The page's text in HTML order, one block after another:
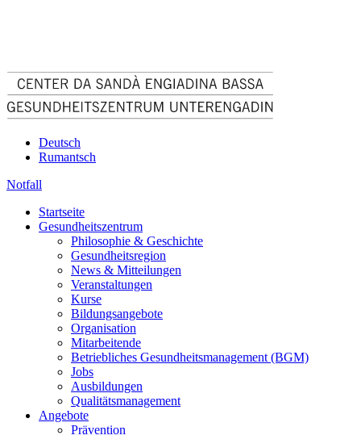
Deutsch
Rumantsch
Notfall
Startseite
Gesundheitszentrum
Philosophie & Geschichte
Gesundheitsregion
News & Mitteilungen
Veranstaltungen
Kurse
Bildungsangebote
Organisation
Mitarbeitende
Betriebliches Gesundheitsmanagement (BGM)
Jobs
Ausbildungen
Qualitätsmanagement
Angebote
Prävention